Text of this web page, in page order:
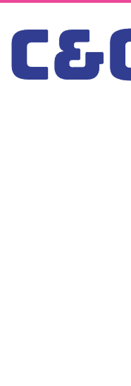
Skip to content